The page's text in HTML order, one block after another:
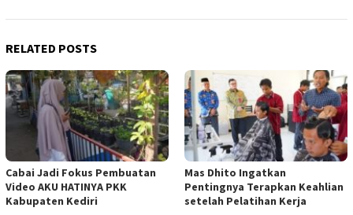
RELATED POSTS
Cabai Jadi Fokus Pembuatan
Video AKU HATINYA PKK
Kabupaten Kediri
Mas Dhito Ingatkan
Pentingnya Terapkan Keahlian
setelah Pelatihan Kerja